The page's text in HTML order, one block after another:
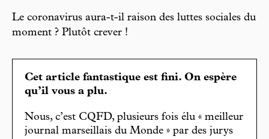
Le coronavirus aura-t-il raison des luttes sociales du
moment ? Plutôt crever !
Cet article fantastique est fini. On espère
qu’il vous a plu.
Nous, c’est CQFD, plusieurs fois élu « meilleur
journal marseillais du Monde » par des jurys